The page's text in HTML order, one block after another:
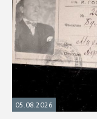
05.08.2026